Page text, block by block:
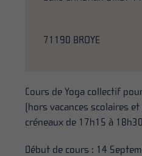
71190 BROYE
Cours de Yoga collectif
(hors vacances scolaires
créneaux de 17h15 à
Début de cours : 14